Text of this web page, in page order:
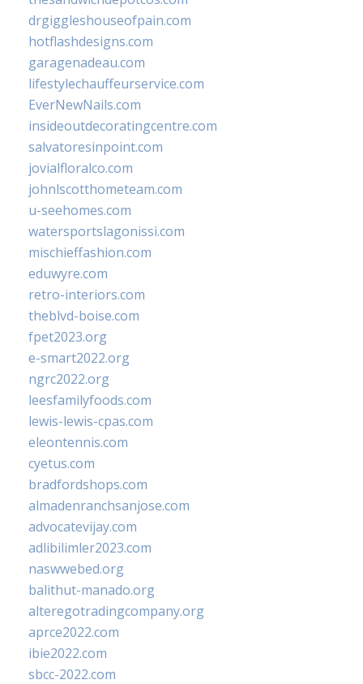
drgiggleshouseofpain.com
hotflashdesigns.com
garagenadeau.com
lifestylechauffeurservice.com
EverNewNails.com
insideoutdecoratingcentre.com
salvatoresinpoint.com
jovialfloralco.com
johnlscotthometeam.com
u-seehomes.com
watersportslagonissi.com
mischieffashion.com
eduwyre.com
retro-interiors.com
theblvd-boise.com
fpet2023.org
e-smart2022.org
ngrc2022.org
leesfamilyfoods.com
lewis-lewis-cpas.com
eleontennis.com
cyetus.com
bradfordshops.com
almadenranchsanjose.com
advocatevijay.com
adlibilimler2023.com
naswwebed.org
balithut-manado.org
alteregotradingcompany.org
aprce2022.com
ibie2022.com
sbcc-2022.com